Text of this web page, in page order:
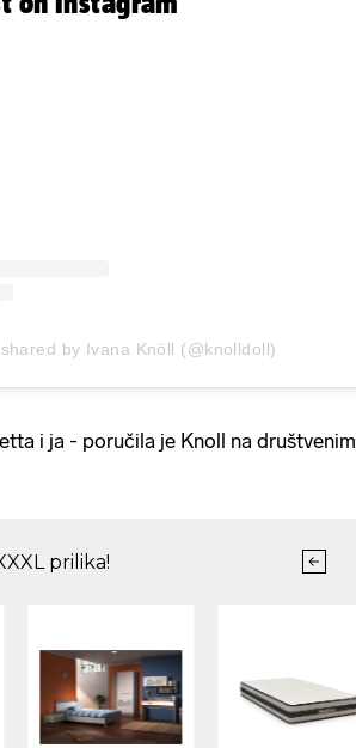
by Ivana Knöll (@knolldoll)
i ja - poručila je Knoll na društvenim